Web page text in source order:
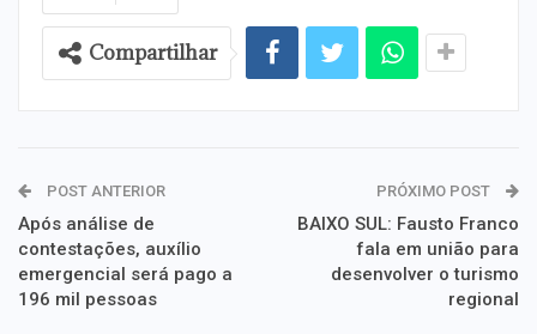
Compartilhar
POST ANTERIOR
Após análise de
contestações, auxílio
emergencial será pago a
196 mil pessoas
PRÓXIMO POST
BAIXO SUL: Fausto Franco
fala em união para
desenvolver o turismo
regional